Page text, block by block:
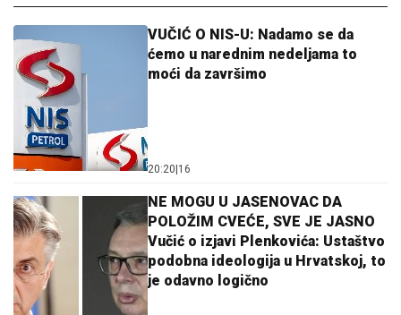
VUČIĆ O NIS-U: Nadamo se da
ćemo u narednim nedeljama to
moći da završimo
20:20|16
NE MOGU U JASENOVAC DA
POLOŽIM CVEĆE, SVE JE JASNO
Vučić o izjavi Plenkovića: Ustaštvo
podobna ideologija u Hrvatskoj, to
je odavno logično